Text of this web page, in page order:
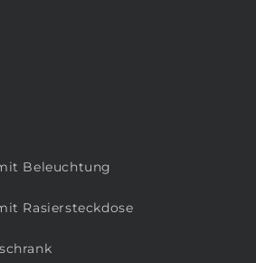
Beleuchtung
Rasiersteckdose